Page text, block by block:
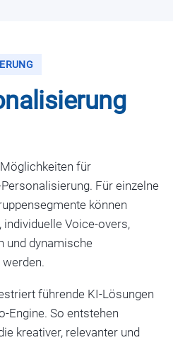
für
Für einzelne
können
Voice-overs,
und dynamische
führende KI-Lösungen
Engine. So entstehen
kreativer, relevanter und